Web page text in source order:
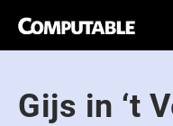
Gijs in ‘t